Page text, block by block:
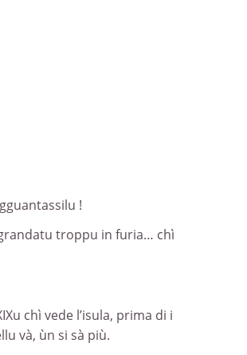
!
troppu in furia… chì
chì vede l’isula, prima di i
và, ùn si sà più.